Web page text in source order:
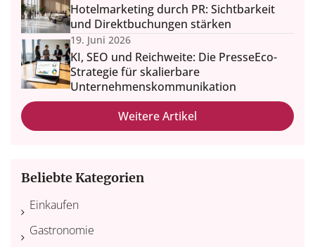
Hotelmarketing durch PR: Sichtbarkeit
und Direktbuchungen stärken
19. Juni 2026
KI, SEO und Reichweite: Die PresseEco-
Strategie für skalierbare
Unternehmenskommunikation
Weitere Artikel
Beliebte Kategorien
Einkaufen
Gastronomie